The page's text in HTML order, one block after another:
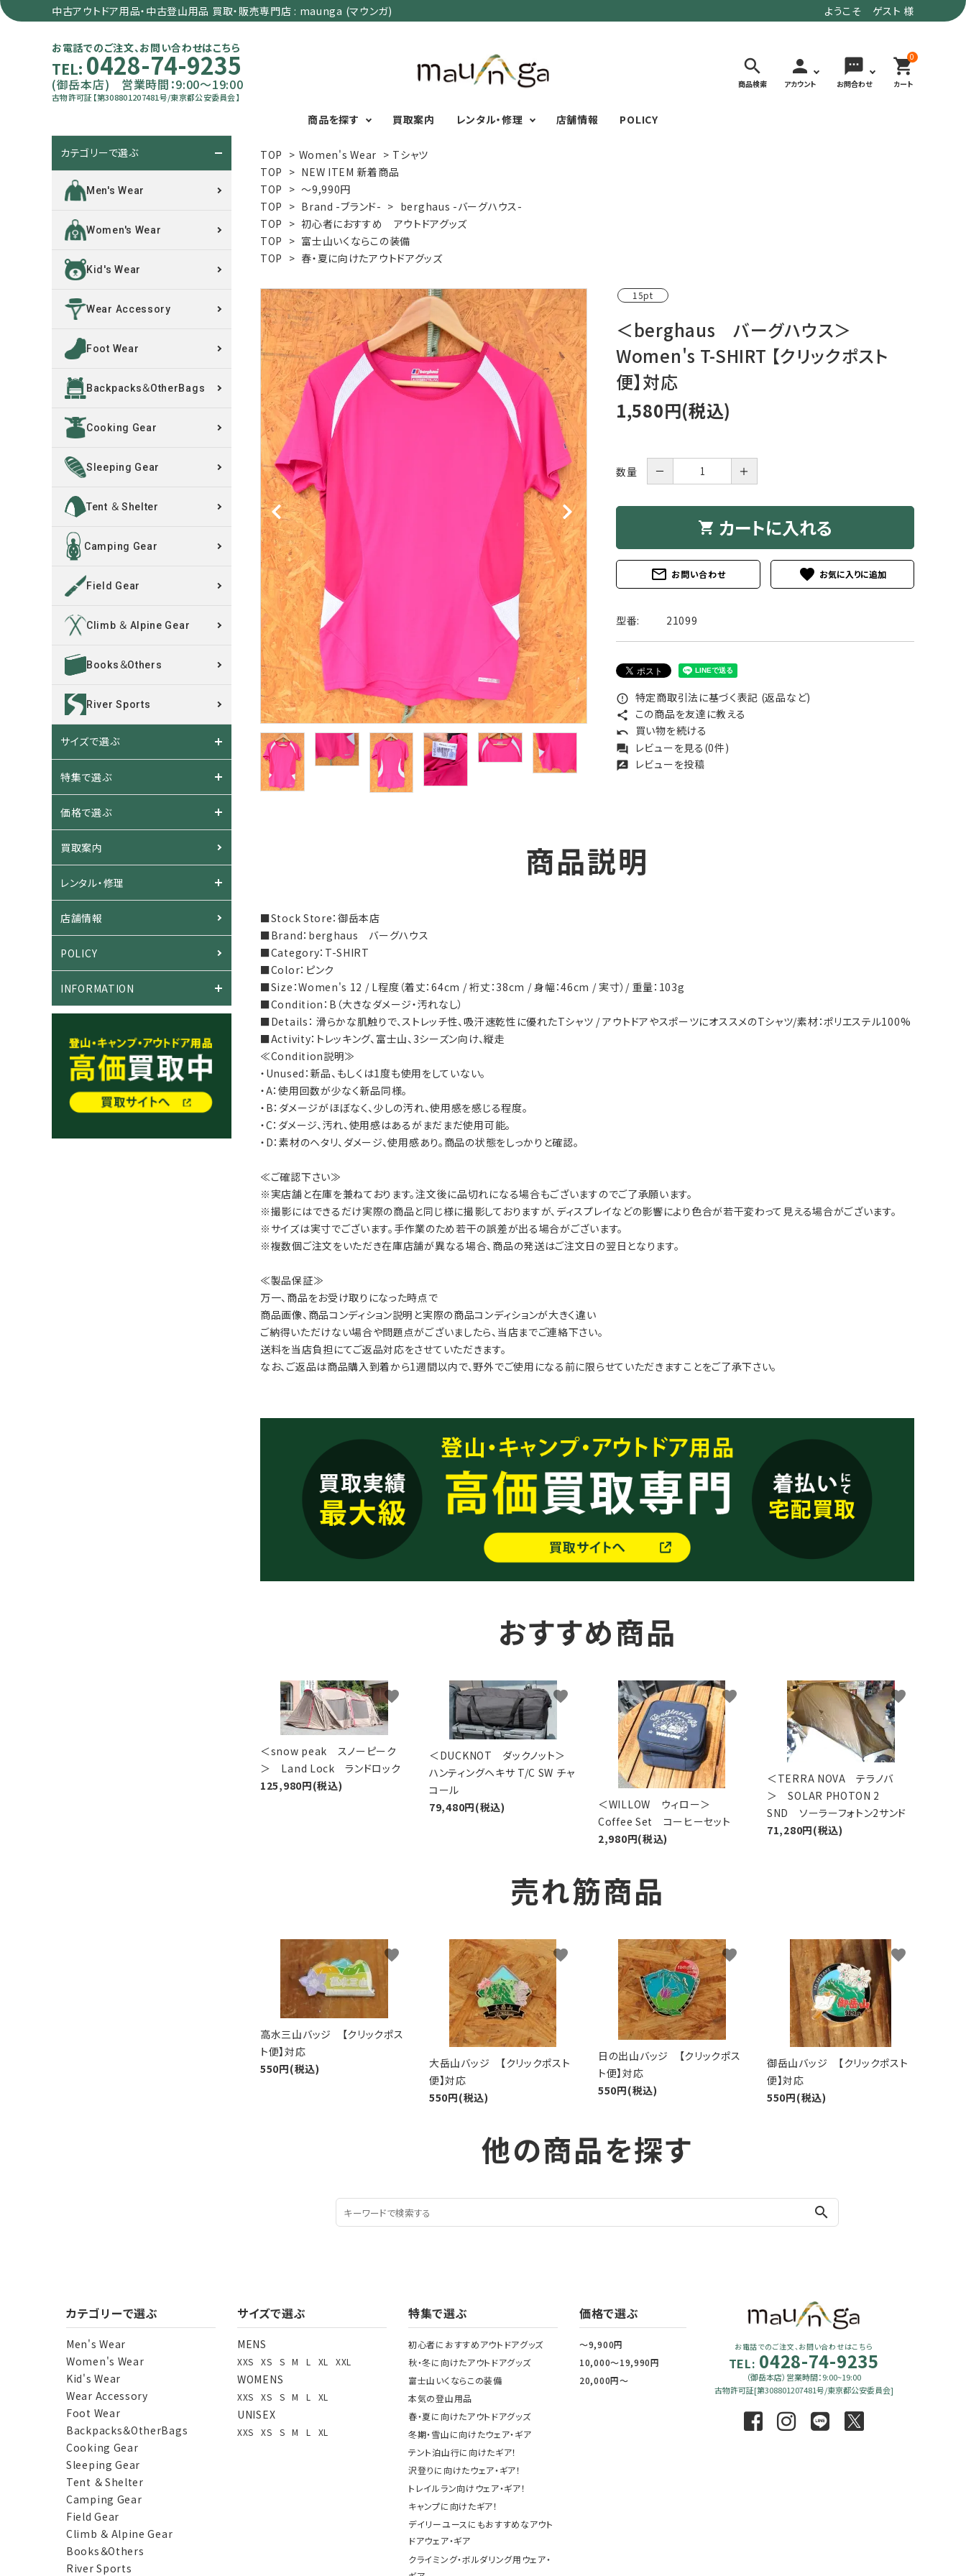
中古アウトドア用品・中古登山用品 買取・販売専門店 : maunga (マウンガ) ようこそ ゲスト 様
お電話でのご注文、お問い合わせはこちら
TEL: 0428-74-9235
(御岳本店) 営業時間：9:00～19:00
古物許可証【第308801207481号/東京都公安委員会】
search
商品検索
person
アカウント
sms
お問合わせ
0
shopping_cart
カート
商品を探す
カテゴリーで選ぶ
Men's Wear
Women's Wear
Kid's Wear
Foot Wear
Backpacks＆
OtherBags
Cooking Gear
Sleeping Gear
Tent ＆ Shelter
Camping Gear
River Sports
サイズで選ぶ
MENS
XXSXSSMLXL
UNISEX
XXSXSSMLXL
富士山いくならこの装備
本気の登山用品
春・夏に向けたアウトドアグ
ッズ
冬期・雪山に向けたウェア・
ギア
テント泊山行に向けたギ
沢登りに向けたウェア・ギ
ア！
トレイルラン向けウェア・ギ
ア！
キャンプに向けたギア！
ウルトラライト系
ミリタリーライン・ミリタリー
買取案内 レンタル・修理 店舗情報 POLICY
レンタル・修理
INFORMATION
ACCOUNT MENU
ようこそ ゲスト 様
ログイン
TOP > Women's Wear > Tシャツ
TOP > NEW ITEM 新着商品
TOP > ～9,990円
TOP > Brand -ブランド- > berghaus -バーグハウス-
TOP > 初心者におすすめ アウトドアグッズ
TOP > 富士山いくならこの装備
TOP > 春・夏に向けたアウトドアグッズ
15pt
＜berghaus バーグハウス＞
Women's T-SHIRT 【クリックポスト
便】対応
1,580円(税込)
数量 － ＋
shopping_cart カートに入れる
mail_outline お問い合わせ favorite
型番: 21099
error_outline 特定商取引法に基づく表記 (返品など)
share この商品を友達に教える
undo 買い物を続ける
forum レビューを見る(0件)
rate_review レビューを投稿
商品説明
■Stock Store：御岳本店
■Brand：berghaus バーグハウス
■Category：T-SHIRT
■Color：ピンク
■Size：Women's 12 / L程度（着丈：64cm / 裄丈：38cm / 身幅：46cm / 実寸）/ 重量：103g
■Condition：B（大きなダメージ・汚れなし）
■Details： 滑らかな肌触りで、ストレッチ性、吸汗速乾性に優れたTシャツ / アウトドアやスポーツにオススメのTシャツ/素材：ポリエステル100%
■Activity：トレッキング、富士山、3シーズン向け、縦走
≪Condition説明≫
・Unused：新品、もしくは1度も使用をしていない。
・A：使用回数が少なく新品同様。
・B：ダメージがほぼなく、少しの汚れ、使用感を感じる程度。
・C：ダメージ、汚れ、使用感はあるがまだまだ使用可能。
・D：素材のヘタリ、ダメージ、使用感あり。商品の状態をしっかりと確認。
≪ご確認下さい≫
※実店舗と在庫を兼ねております。注文後に品切れになる場合もございますのでご了承願います。
※撮影にはできるだけ実際の商品と同じ様に撮影しておりますが、ディスプレイなどの影響により色合が若干変わって見える場合がございます。
※サイズは実寸でございます。手作業のため若干の誤差が出る場合がございます。
※複数個ご注文をいただき在庫店舗が異なる場合、商品の発送はご注文日の翌日となります。
≪製品保証≫
万一、商品をお受け取りになった時点で
商品画像、商品コンディション説明と実際の商品コンディションが大きく違い
ご納得いただけない場合や問題点がございましたら、当店までご連絡下さい。
送料を当店負担にてご返品対応をさせていただきます。
なお、ご返品は商品購入到着から1週間以内で、野外でご使用になる前に限らせていただきますことをご了承下さい。
おすすめ商品
＜snow peak スノーピーク
＞ Land Lock ランドロック
125,980円(税込)
favorite
＜DUCKNOT ダックノット＞
ハンティングヘキサ T/C SW チャ
コール
79,480円(税込)
favorite
＜WILLOW ウィロー＞
Coffee Set コーヒーセット
2,980円(税込)
favorite
＜TERRA NOVA テラノバ
＞ SOLAR PHOTON 2
SND ソーラーフォトン2サンド
71,280円(税込)
favorite
売れ筋商品
高水三山バッジ 【クリックポス
ト便】対応
550円(税込)
favorite
大岳山バッジ 【クリックポスト
便】対応
550円(税込)
favorite
日の出山バッジ 【クリックポス
ト便】対応
550円(税込)
favorite
御岳山バッジ 【クリックポスト
便】対応
550円(税込)
favorite
他の商品を探す
search
カテゴリーで選ぶ
Men's Wear
Women's Wear
Kid's Wear
Wear Accessory
Foot Wear
Backpacks＆OtherBags
Cooking Gear
Sleeping Gear
Tent ＆ Shelter
Camping Gear
Field Gear
Climb ＆ Alpine Gear
Books＆Others
River Sports
サイズで選ぶ
特集で選ぶ
価格で選ぶ
買取案内
レンタル・修理
店舗情報
POLICY
INFORMATION
カテゴリーで選ぶ
Men's Wear
Women's Wear
Kid's Wear
Wear Accessory
Foot Wear
Backpacks＆OtherBags
Cooking Gear
Sleeping Gear
Tent ＆ Shelter
Camping Gear
Field Gear
Climb ＆ Alpine Gear
Books＆Others
River Sports
サイズで選ぶ
MENS
XXS XS S M L XL XXL
WOMENS
XXS XS S M L XL
UNISEX
XXS XS S M L XL
特集で選ぶ
初心者におすすめアウトドアグッズ
秋・冬に向けたアウトドアグッズ
富士山いくならこの装備
本気の登山用品
春・夏に向けたアウトドアグッズ
冬期・雪山に向けたウェア・ギア
テント泊山行に向けたギア！
沢登りに向けたウェア・ギア！
トレイルラン向けウェア・ギア！
キャンプに向けたギア！
デイリーユースにもおすすめなアウト
ドアウェア・ギア
クライミング・ボルダリング用ウェア・
価格で選ぶ
～9,900円
10,000～19,990円
20,000円～
お電話でのご注文、お問い合わせはこちら
TEL: 0428-74-9235
（御岳本店）営業時間：9:00~19:00
古物許可証[第308801207481号/東京都公安委員会]